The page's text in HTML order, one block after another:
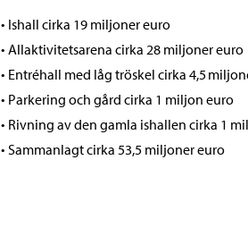
• Ishall cirka 19 miljoner euro
• Allaktivitetsarena cirka 28 miljoner euro
• Entréhall med låg tröskel cirka 4,5
• Parkering och gård cirka 1 miljon euro
• Rivning av den gamla ishallen cirka 1
• Sammanlagt cirka 53,5 miljoner euro